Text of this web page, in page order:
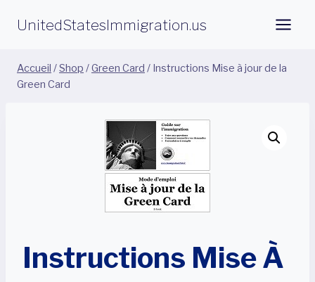
UnitedStatesImmigration.us
Accueil /Shop /Green Card / Instructions Mise à jour de la
Green Card
Instructions Mise À